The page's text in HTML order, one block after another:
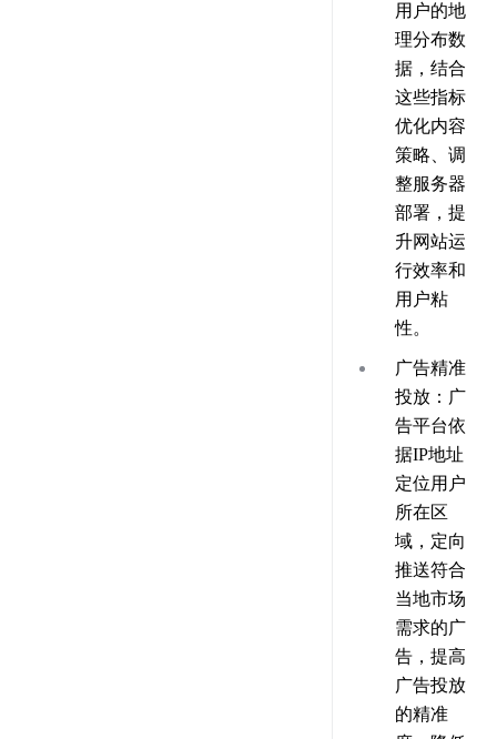
用户的地
理分布数
据，结合
这些指标
优化内容
策略、调
整服务器
部署，提
升网站运
行效率和
用户粘
性。
广告精准
投放 ：广
告平台依
据IP地址
定位用户
所在区
域，定向
推送符合
当地市场
需求的广
告，提高
广告投放
的精准